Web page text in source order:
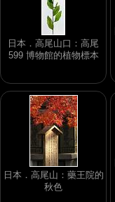
日本．高尾山口：高尾
599 博物館的植物標本
日本．高尾山：藥王院的
秋色